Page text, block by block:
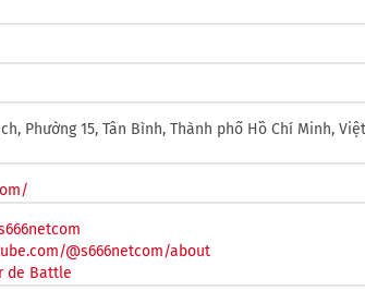
Phường 15, Tân Bình, Thành phố Hồ Chí Minh,
@s666netcom/about
de Battle